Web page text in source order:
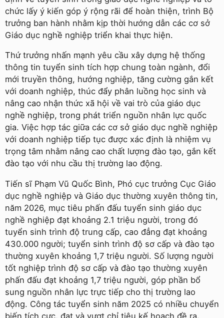
chức lấy ý kiến góp ý rộng rãi để hoàn thiện, trình Bộ
trưởng ban hành nhằm kịp thời hướng dẫn các cơ sở
Giáo dục nghề nghiệp triển khai thực hiện.
Thứ trưởng nhấn mạnh yêu cầu xây dựng hệ thống
thông tin tuyển sinh tích hợp chung toàn ngành, đổi
mới truyền thông, hướng nghiệp, tăng cường gắn kết
với doanh nghiệp, thúc đẩy phân luồng học sinh và
nâng cao nhận thức xã hội về vai trò của giáo dục
nghề nghiệp, trong phát triển nguồn nhân lực quốc
gia. Việc hợp tác giữa các cơ sở giáo dục nghề nghiệp
với doanh nghiệp tiếp tục được xác định là nhiệm vụ
trọng tâm nhằm nâng cao chất lượng đào tạo, gắn kết
đào tạo với nhu cầu thị trường lao động.
Tiến sĩ Phạm Vũ Quốc Bình, Phó cục trưởng Cục Giáo
dục nghề nghiệp và Giáo dục thường xuyên thông tin,
năm 2026, mục tiêu phấn đấu tuyển sinh giáo dục
nghề nghiệp đạt khoảng 2.1 triệu người, trong đó
tuyển sinh trình độ trung cấp, cao đẳng đạt khoảng
430.000 người; tuyển sinh trình độ sơ cấp và đào tạo
thường xuyên khoảng 1,7 triệu người. Số lượng người
tốt nghiệp trình độ sơ cấp và đào tạo thường xuyên
phấn đấu đạt khoảng 1,7 triệu người, góp phần bổ
sung nguồn nhân lực trực tiếp cho thị trường lao
động. Công tác tuyển sinh năm 2025 có nhiều chuyển
biến tích cực, đạt và vượt chỉ tiêu kế hoạch đề ra.